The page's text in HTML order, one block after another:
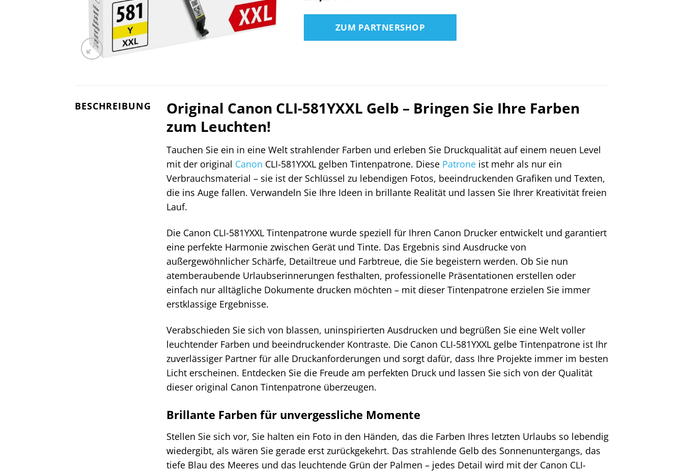
ZUM PARTNERSHOP
BESCHREIBUNG
Original Canon CLI-581YXXL Gelb – Bringen Sie Ihre Farben
zum Leuchten!
Tauchen Sie ein in eine Welt strahlender Farben und erleben Sie Druckqualität auf einem neuen Level
mit der original Canon CLI-581YXXL gelben Tintenpatrone. Diese Patrone ist mehr als nur ein
Verbrauchsmaterial – sie ist der Schlüssel zu lebendigen Fotos, beeindruckenden Grafiken und Texten,
die ins Auge fallen. Verwandeln Sie Ihre Ideen in brillante Realität und lassen Sie Ihrer Kreativität freien
Lauf.
Die Canon CLI-581YXXL Tintenpatrone wurde speziell für Ihren Canon Drucker entwickelt und garantiert
eine perfekte Harmonie zwischen Gerät und Tinte. Das Ergebnis sind Ausdrucke von
außergewöhnlicher Schärfe, Detailtreue und Farbtreue, die Sie begeistern werden. Ob Sie nun
atemberaubende Urlaubserinnerungen festhalten, professionelle Präsentationen erstellen oder
einfach nur alltägliche Dokumente drucken möchten – mit dieser Tintenpatrone erzielen Sie immer
erstklassige Ergebnisse.
Verabschieden Sie sich von blassen, uninspirierten Ausdrucken und begrüßen Sie eine Welt voller
leuchtender Farben und beeindruckender Kontraste. Die Canon CLI-581YXXL gelbe Tintenpatrone ist Ihr
zuverlässiger Partner für alle Druckanforderungen und sorgt dafür, dass Ihre Projekte immer im besten
Licht erscheinen. Entdecken Sie die Freude am perfekten Druck und lassen Sie sich von der Qualität
dieser original Canon Tintenpatrone überzeugen.
Brillante Farben für unvergessliche Momente
Stellen Sie sich vor, Sie halten ein Foto in den Händen, das die Farben Ihres letzten Urlaubs so lebendig
wiedergibt, als wären Sie gerade erst zurückgekehrt. Das strahlende Gelb des Sonnenuntergangs, das
tiefe Blau des Meeres und das leuchtende Grün der Palmen – jedes Detail wird mit der Canon CLI-